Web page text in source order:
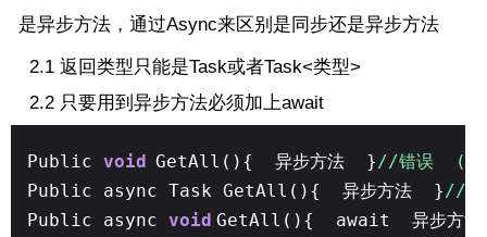
是异步方法，通过Async来区别是同步还是异步方法
2.1 返回类型只能是Task或者Task<类型>
2.2 只要用到异步方法必须加上await
Public void GetAll(){ 异步方法 } //错误 (方
Public async Task GetAll(){ 异步方法 } //错
Public async void GetAll(){ await 异步方